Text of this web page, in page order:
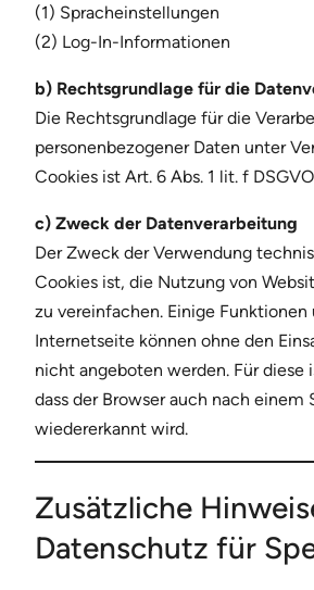
(1) Spracheinstellungen
(2) Log-In-Informationen
b) Rechtsgrundlage für die
Die Rechtsgrundlage für die
personenbezogener Daten unter
Cookies ist Art. 6 Abs. 1 lit. f
c) Zweck der Datenverarbeitung
Der Zweck der Verwendung
Cookies ist, die Nutzung von
zu vereinfachen. Einige Funktionen
Internetseite können ohne den
nicht angeboten werden. Für diese
dass der Browser auch nach einem
wiedererkannt wird.
Zusätzliche
Datenschutz für